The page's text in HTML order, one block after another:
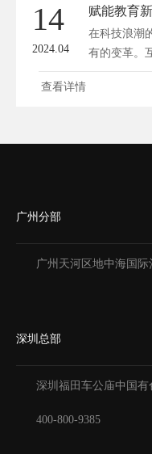
14
2024.04
在科技浪潮
有的变革。
查看详情
广州分部
广州天河区地中海国际
深圳总部
深圳福田车公庙中国有
400-800-9385